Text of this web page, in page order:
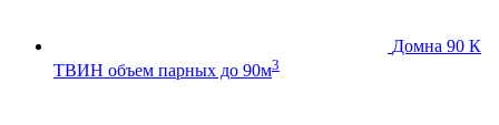
Домна 90 К
ТВИН объем парных до 90м3